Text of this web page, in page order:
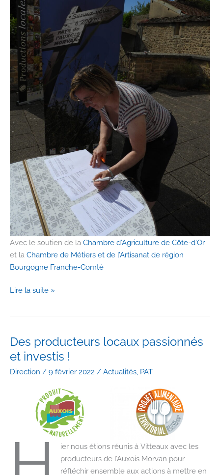
Avec le soutien de la Chambre d’Agriculture de Côte-d’Or
et la Chambre de Métiers et de l’Artisanat de région
Bourgogne Franche-Comté
Des
locaux
et
engagés
pour
notre
Lire la suite »
Des producteurs locaux passionnés
et investis !
Direction / 9 février 2022 / Actualités PAT
ier nous étions réunis à Vitteaux avec les
producteurs de l’Auxois Morvan pour
réfléchir ensemble aux actions à mettre en